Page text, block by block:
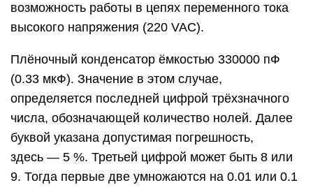
возможность работы в цепях переменного тока
высокого напряжения (220 VAC).
Плёночный конденсатор ёмкостью 330000 пФ
(0.33 мкФ). Значение в этом случае,
определяется последней цифрой трёхзначного
числа, обозначающей количество нолей. Далее
буквой указана допустимая погрешность,
здесь — 5 %. Третьей цифрой может быть 8 или
9. Тогда первые две умножаются на 0.01 или 0.1